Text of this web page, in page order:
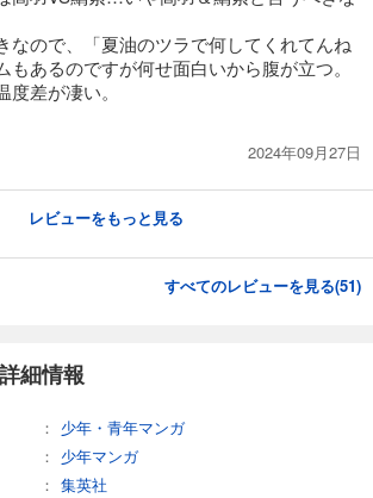
なので、「夏油のツラで何してくれてんね
もあるのですが何せ面白いから腹が立つ。
差が凄い。
2024年09月27日
レビューをもっと見る
すべてのレビューを見る(51)
細情報
少年・青年マンガ
少年マンガ
集英社